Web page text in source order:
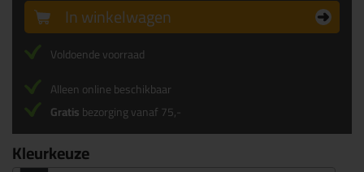
Kleurkeuze
In winkelwagen
Voldoende voorraad
Alleen online beschikbaar
Gratisbezorging vanaf 75,-